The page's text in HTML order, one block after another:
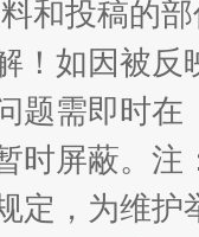
和投稿的
！如因被
题需即时在
时屏蔽。
定，为维